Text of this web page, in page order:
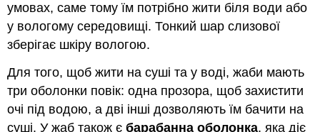
умовах, саме тому їм потрібно жити біля води або
у вологому середовищі. Тонкий шар слизової
зберігає шкіру вологою.
Для того, щоб жити на суші та у воді, жаби мають
три оболонки повік: одна прозора, щоб захистити
очі під водою, а дві інші дозволяють їм бачити на
суші. У жаб також єбарабанна оболонка, яка діє